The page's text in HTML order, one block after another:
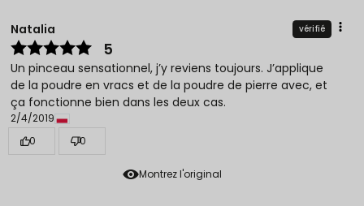
Montrez l'original
Natalia vérifié
5
Un pinceau sensationnel, j’y reviens toujours. J’applique
de la poudre en vracs et de la poudre de pierre avec, et
ça fonctionne bien dans les deux cas.
2/4/2019
0
0